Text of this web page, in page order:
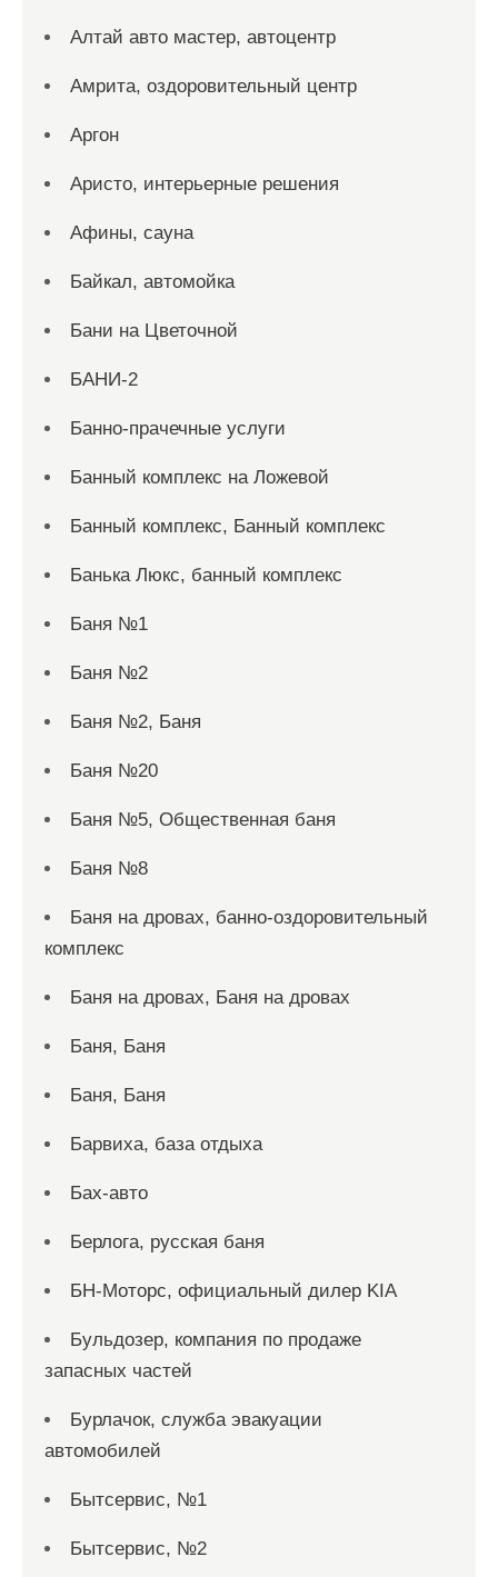
Алтай авто мастер, автоцентр
Амрита, оздоровительный центр
Аргон
Аристо, интерьерные решения
Афины, сауна
Байкал, автомойка
Бани на Цветочной
БАНИ-2
Банно-прачечные услуги
Банный комплекс на Ложевой
Банный комплекс, Банный комплекс
Банька Люкс, банный комплекс
Баня №1
Баня №2
Баня №2, Баня
Баня №20
Баня №5, Общественная баня
Баня №8
Баня на дровах, банно-оздоровительный
комплекс
Баня на дровах, Баня на дровах
Баня, Баня
Баня, Баня
Барвиха, база отдыха
Бах-авто
Берлога, русская баня
БН-Моторс, официальный дилер KIA
Бульдозер, компания по продаже
запасных частей
Бурлачок, служба эвакуации
автомобилей
Бытсервис, №1
Бытсервис, №2